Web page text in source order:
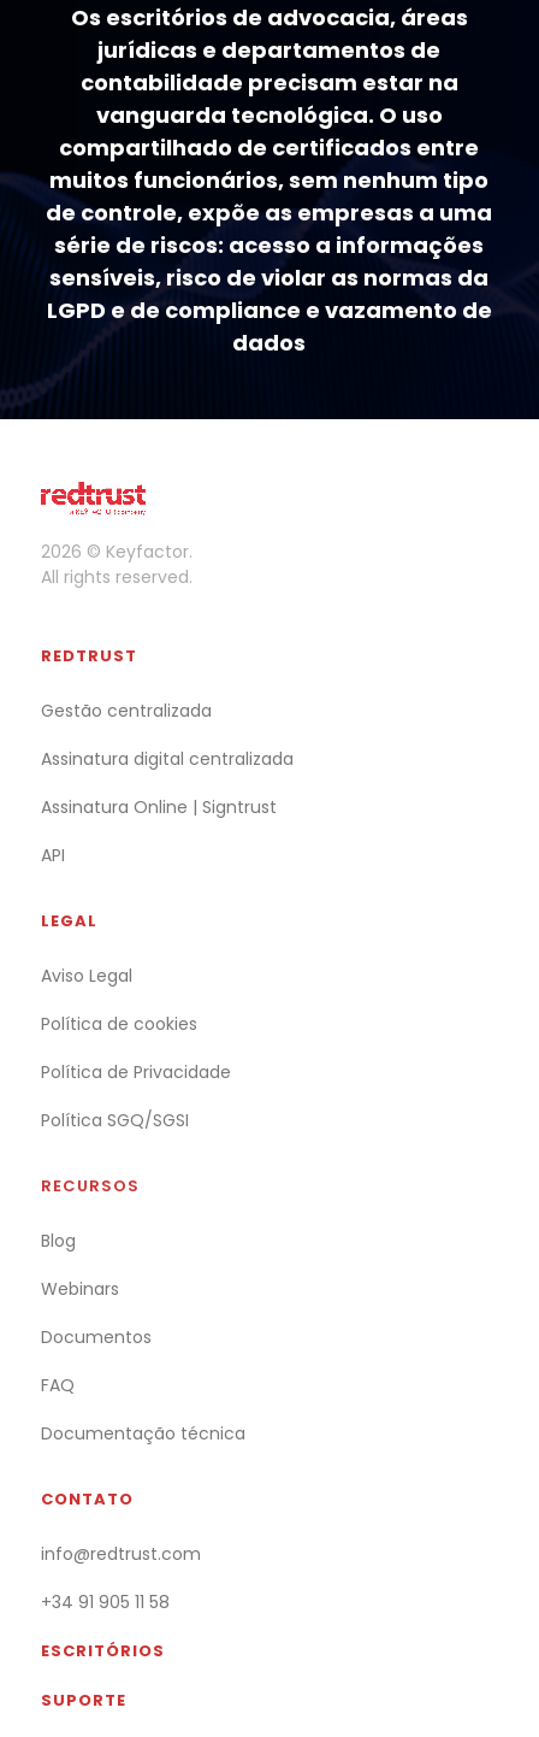
Os escritórios de advocacia, áreas
jurídicas e departamentos de
contabilidade precisam estar na
vanguarda tecnológica. O uso
compartilhado de certificados entre
muitos funcionários, sem nenhum tipo
de controle, expõe as empresas a uma
série de riscos: acesso a informações
sensíveis, risco de violar as normas da
LGPD e de compliance e vazamento de
dados
2026 © Keyfactor.
All rights reserved.
REDTRUST
Gestão centralizada
Assinatura digital centralizada
Assinatura Online | Signtrust
API
LEGAL
Aviso Legal
Política de cookies
Política de Privacidade
Política SGQ/SGSI
RECURSOS
Blog
Webinars
Documentos
FAQ
Documentação técnica
CONTATO
info@redtrust.com
+34 91 905 11 58
ESCRITÓRIOS
SUPORTE